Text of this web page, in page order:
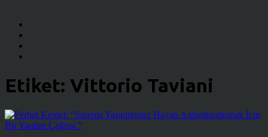
Etiket: Vittorio Taviani